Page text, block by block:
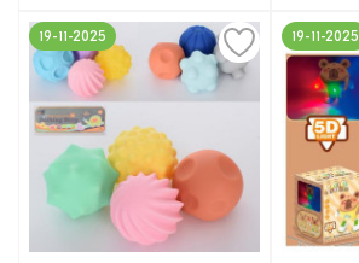
19-11-2025 19-11-2025